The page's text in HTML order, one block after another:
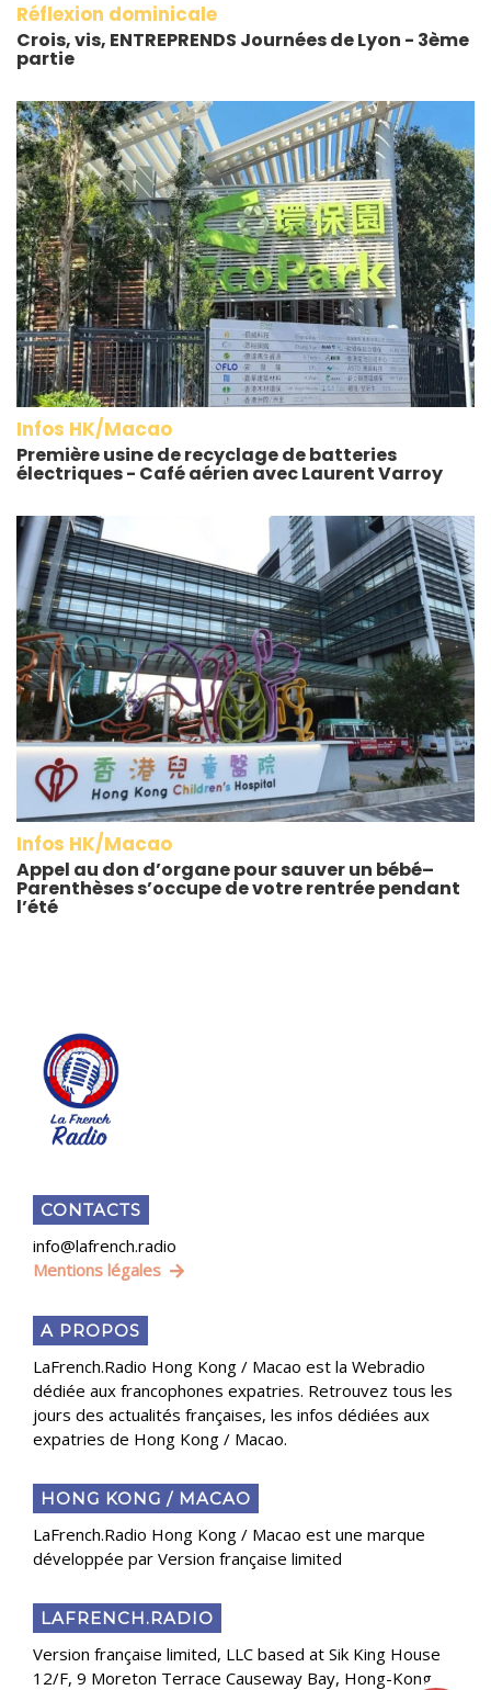
Réflexion dominicale
Crois, vis, ENTREPRENDS Journées de Lyon - 3ème
partie
Infos HK/Macao
Première usine de recyclage de batteries
électriques - Café aérien avec Laurent Varroy
Infos HK/Macao
Appel au don d’organe pour sauver un bébé–
Parenthèses s’occupe de votre rentrée pendant
l’été
CONTACTS
info@lafrench.radio
Mentions légales
A PROPOS
LaFrench.Radio Hong Kong / Macao est la Webradio
dédiée aux francophones expatries. Retrouvez tous les
jours des actualités françaises, les infos dédiées aux
expatries de Hong Kong / Macao.
HONG KONG / MACAO
LaFrench.Radio Hong Kong / Macao est une marque
développée par Version française limited
LAFRENCH.RADIO
Version française limited, LLC based at Sik King House
12/F, 9 Moreton Terrace Causeway Bay, Hong-Kong